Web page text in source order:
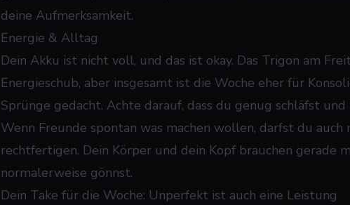
deine Aufmerksamkeit.
Energie & Alltag
Dein Akku ist nicht voll, und das ist okay. Das Trigon am
Energieschub, aber insgesamt ist die Woche eher für
Sprünge gedacht. Achte darauf, dass du genug schläfst
Wenn Freunde spontan was machen wollen, darfst du auch
rechtfertigen. Dein Körper und dein Kopf brauchen gerade
normalerweise gönnst.
Dein Take für die Woche: Unperfekt ist auch eine Leistung